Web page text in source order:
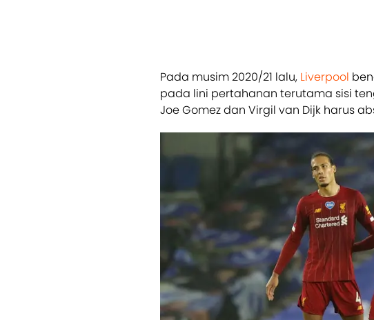
Pada musim 2020/21 lalu, Liverpool
pada lini pertahanan terutama sisi
Joe Gomez dan Virgil van Dijk harus